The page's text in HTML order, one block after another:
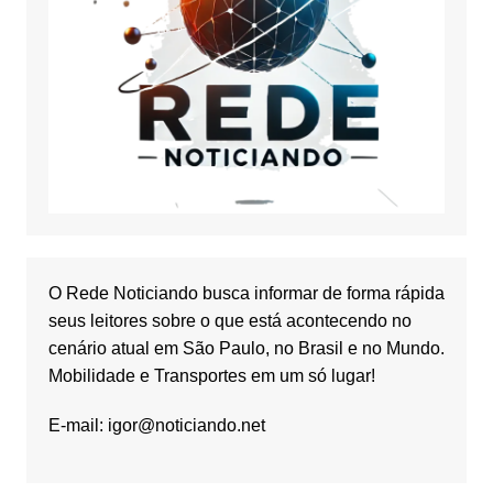
O Rede Noticiando busca informar de forma rápida
seus leitores sobre o que está acontecendo no
cenário atual em São Paulo, no Brasil e no Mundo.
Mobilidade e Transportes em um só lugar!
E-mail: igor@noticiando.net